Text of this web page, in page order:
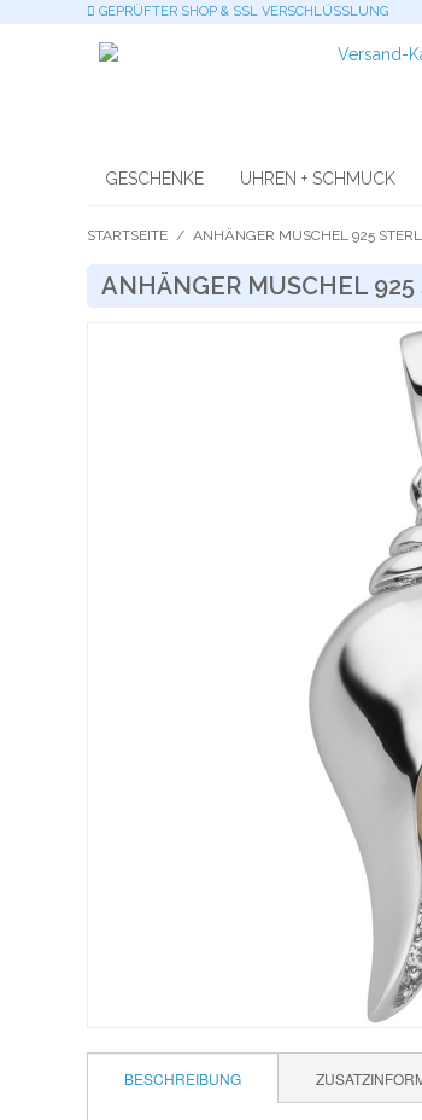
GEPRÜFTER SHOP & SSL VERSCHLÜSSLUNG
GESCHENKE UHREN + SCHMUCK
STARTSEITE / ANHÄNGER MUSCHEL 925
ANHÄNGER MUSCHEL 925
BESCHREIBUNG